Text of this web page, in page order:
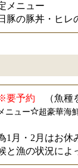
ニュー
丼・ヒレの鉄
要予約 （魚種
ニュー 超豪華海
1月・2月はお休
漁の状況によ